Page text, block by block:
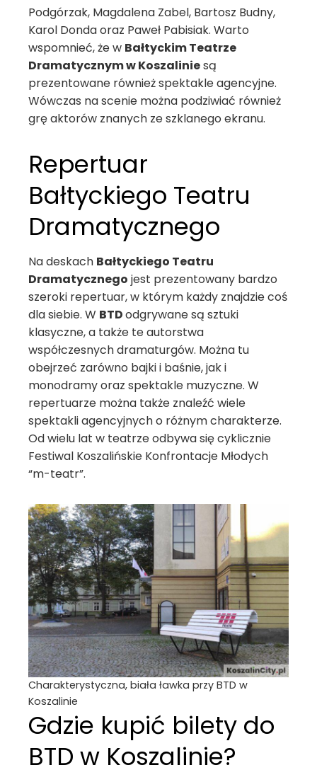
Podgórzak, Magdalena Zabel, Bartosz Budny,
Karol Donda oraz Paweł Pabisiak. Warto
wspomnieć, że w Bałtyckim Teatrze
Dramatycznym w Koszaliniesą
prezentowane również spektakle agencyjne.
Wówczas na scenie można podziwiać również
grę aktorów znanych ze szklanego ekranu.
Repertuar
Bałtyckiego Teatru
Dramatycznego
Na deskach Bałtyckiego Teatru
Dramatycznego jest prezentowany bardzo
szeroki repertuar, w którym każdy znajdzie coś
dla siebie. W BTDodgrywane są sztuki
klasyczne, a także te autorstwa
współczesnych dramaturgów. Można tu
obejrzeć zarówno bajki i baśnie, jak i
monodramy oraz spektakle muzyczne. W
repertuarze można także znaleźć wiele
spektakli agencyjnych o różnym charakterze.
Od wielu lat w teatrze odbywa się cyklicznie
Festiwal Koszalińskie Konfrontacje Młodych
“m-teatr”.
Charakterystyczna, biała ławka przy BTD w
Koszalinie
Gdzie kupić bilety do
BTD w Koszalinie?